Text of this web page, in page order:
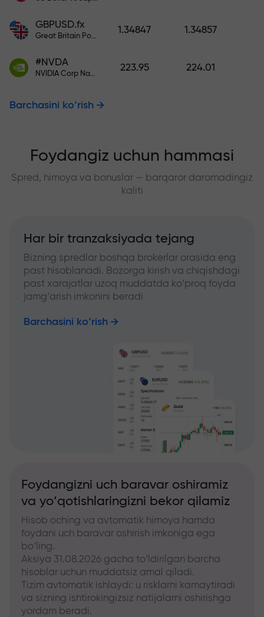
GBPUSD.fx
Great Britain Pound vs US Dollar
1.34847 1.34857
#NVDA
NVIDIA Corp Nasdaq Stock Exchange (Nasdaq) USD
223.95 224.01
Barchasini ko‘rish
Foydangiz uchun hammasi
Spred, himoya va bonuslar — barqaror daromadingiz
kaliti
Har bir tranzaksiyada tejang
Bizning spredlar boshqa brokerlar orasida eng
past hisoblanadi. Bozorga kirish va chiqishdagi
past xarajatlar uzoq muddatda ko‘proq foyda
jamg‘arish imkonini beradi
Barchasini ko‘rish
Foydangizni uch baravar oshiramiz
va yo‘qotishlaringizni bekor qilamiz
Hisob oching va avtomatik himoya hamda
foydani uch baravar oshirish imkoniga ega
bo‘ling.
Aksiya 31.08.2026 gacha to‘ldirilgan barcha
hisoblar uchun muddatsiz amal qiladi.
Tizim avtomatik ishlaydi: u risklarni kamaytiradi
va sizning ishtirokingizsiz natijalarni oshirishga
yordam beradi.